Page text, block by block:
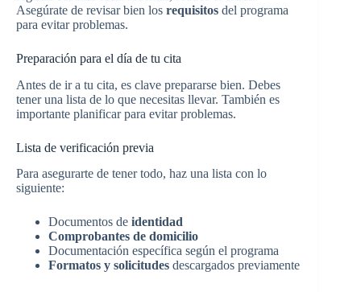
Asegúrate de revisar bien los requisitos del programa
para evitar problemas.
Preparación para el día de tu cita
Antes de ir a tu cita, es clave prepararse bien. Debes
tener una lista de lo que necesitas llevar. También es
importante planificar para evitar problemas.
Lista de verificación previa
Para asegurarte de tener todo, haz una lista con lo
siguiente:
Documentos de identidad
Comprobantes de domicilio
Documentación específica según el programa
Formatos y solicitudes descargados previamente